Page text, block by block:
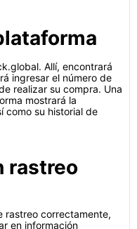
Allí, encontrará
ingresar el número de
realizar su compra. Una
mostrará la
como su historial de
rastreo
rastreo correctamente,
en información